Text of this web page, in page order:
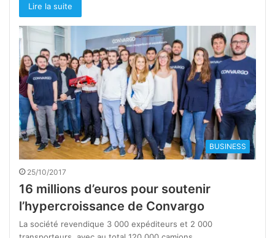
Lire la suite
BUSINESS
25/10/2017
16 millions d’euros pour soutenir
l’hypercroissance de Convargo
La société revendique 3 000 expéditeurs et 2 000